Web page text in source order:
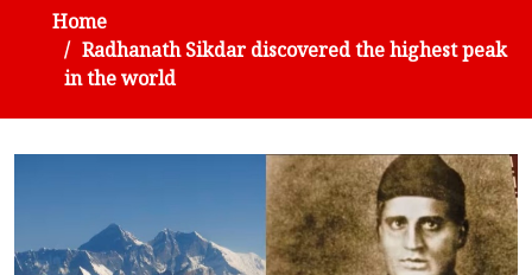
Home
Radhanath Sikdar discovered the highest peak
in the world